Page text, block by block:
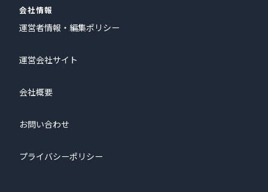
会社情報
運営者情報・編集ポリシー
運営会社サイト
会社概要
お問い合わせ
プライバシーポリシー